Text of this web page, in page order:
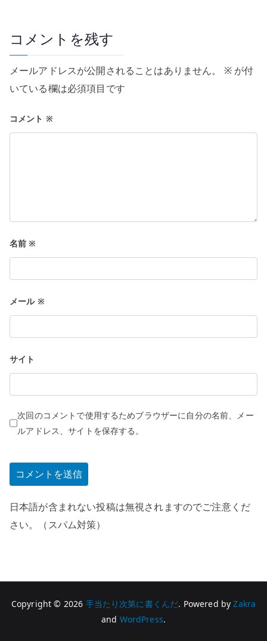
ゲ
ー
シ
ン
コメントを残す
メールアドレスが公開されることはありません。 ※が付
いている欄は必須項目です
コメント ※
名前※
メール ※
サイト
次回のコメントで使用するためブラウザーに自分の名前、メー
ルアドレス、サイトを保存する。
日本語が含まれない投稿は無視されますのでご注意くだ
さい。（スパム対策）
Copyright © 2026 手当たり次第に書くんだ. Powered byZakra
and WordPress.